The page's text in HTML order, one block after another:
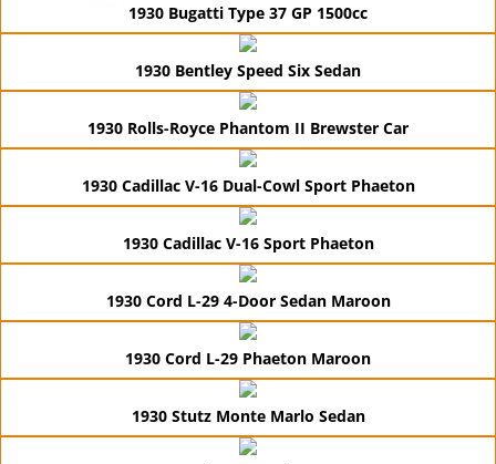
1930 Bugatti Type 37 GP 1500cc
1930 Bentley Speed Six Sedan
1930 Rolls-Royce Phantom II Brewster Car
1930 Cadillac V-16 Dual-Cowl Sport Phaeton
1930 Cadillac V-16 Sport Phaeton
1930 Cord L-29 4-Door Sedan Maroon
1930 Cord L-29 Phaeton Maroon
1930 Stutz Monte Marlo Sedan